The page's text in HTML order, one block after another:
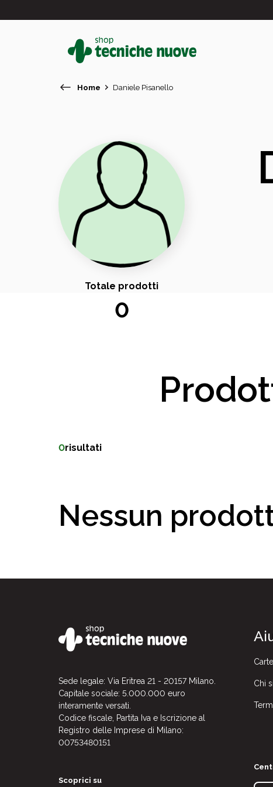
In primo piano
Home Daniele Pisanello
Totale prodotti
0
0risultati
Nessun
Sede legale: Via Eritrea 21 - 20157 Milano.
Capitale sociale: 5.000.000 euro
interamente versati.
Codice fiscale, Partita Iva e Iscrizione al
Registro delle Imprese di Milano:
00753480151
Scoprici su
Chi